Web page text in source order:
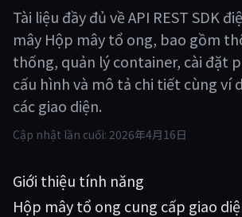
Tài liệu đầy đủ về API REST SDK
mây Hộp mây tổ ong, bao gồm
thống, quản lý container, cài đặt
cấu hình và mô tả chi tiết cùng ví
các giao diện.
Cập nhật lần cuối: 2026年4月16日
Giới thiệu tính năng
Hộp mây tổ ong cung cấp giao